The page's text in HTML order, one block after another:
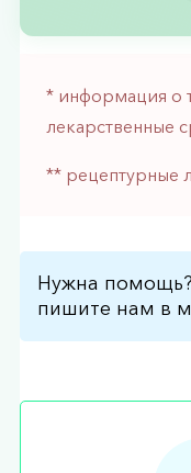
* информация о
лекарственные
** рецептурные
Нужна помощь?
пишите нам в